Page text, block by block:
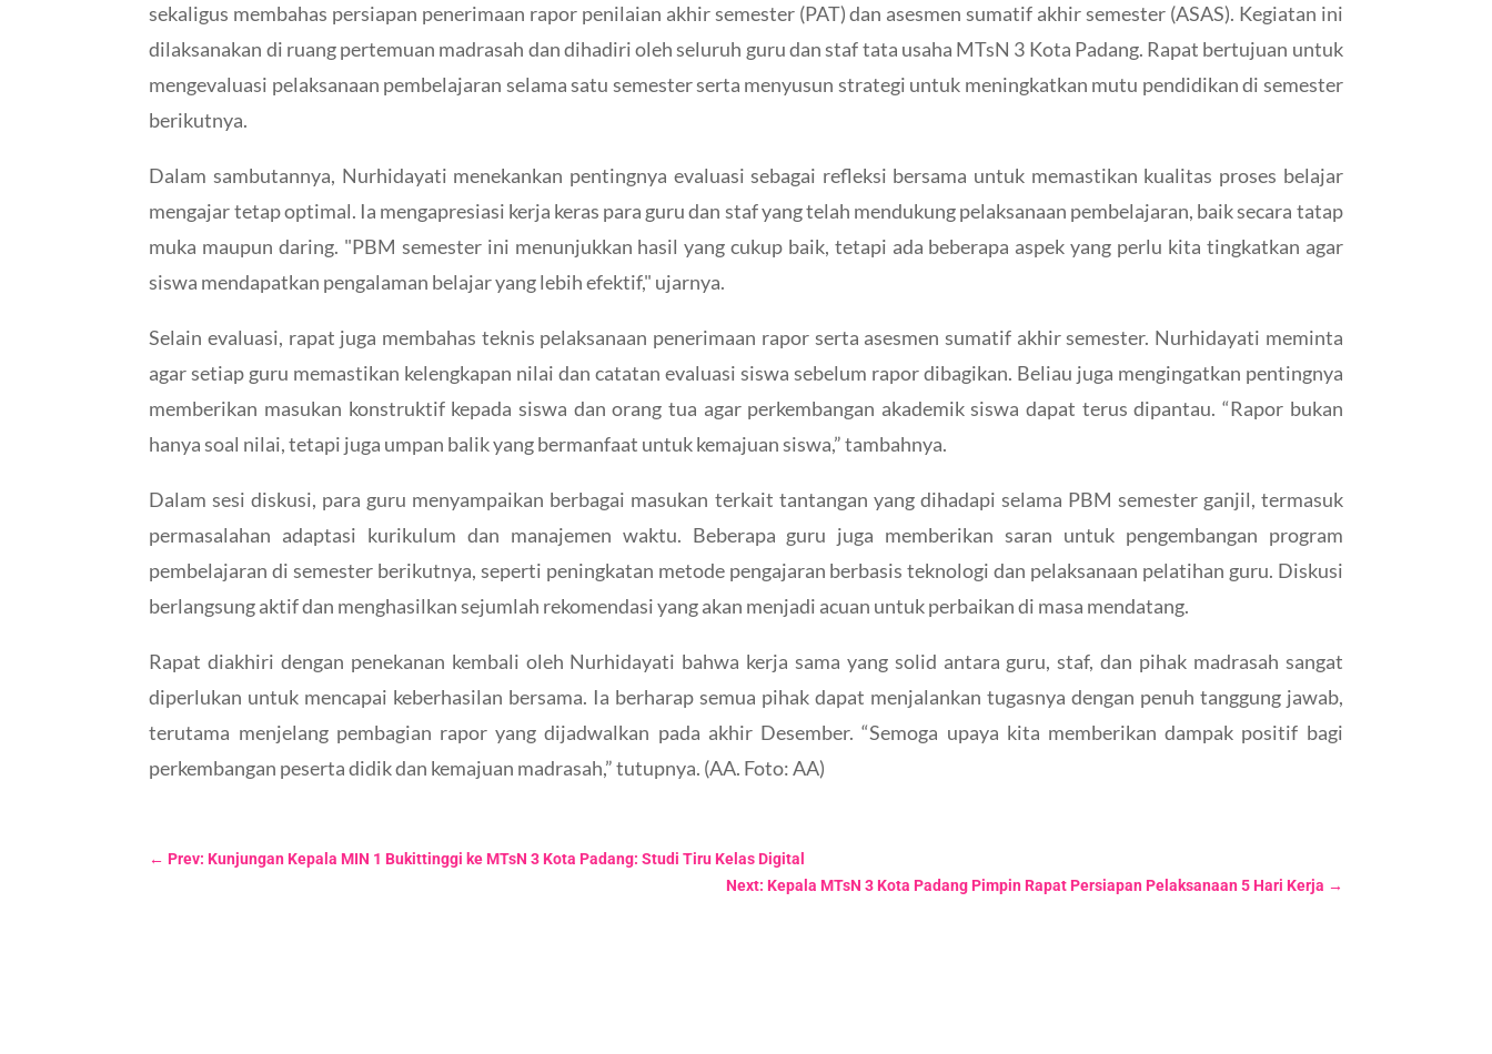
sekaligus membahas persiapan penerimaan rapor penilaian akhir semester (PAT) dan asesmen sumatif akhir semester (ASAS). Kegiatan ini
dilaksanakan di ruang pertemuan madrasah dan dihadiri oleh seluruh guru dan staf tata usaha MTsN 3 Kota Padang. Rapat bertujuan untuk
mengevaluasi pelaksanaan pembelajaran selama satu semester serta menyusun strategi untuk meningkatkan mutu pendidikan di semester
berikutnya.
Dalam sambutannya, Nurhidayati menekankan pentingnya evaluasi sebagai refleksi bersama untuk memastikan kualitas proses belajar
mengajar tetap optimal. Ia mengapresiasi kerja keras para guru dan staf yang telah mendukung pelaksanaan pembelajaran, baik secara tatap
muka maupun daring. "PBM semester ini menunjukkan hasil yang cukup baik, tetapi ada beberapa aspek yang perlu kita tingkatkan agar
siswa mendapatkan pengalaman belajar yang lebih efektif," ujarnya.
Selain evaluasi, rapat juga membahas teknis pelaksanaan penerimaan rapor serta asesmen sumatif akhir semester. Nurhidayati meminta
agar setiap guru memastikan kelengkapan nilai dan catatan evaluasi siswa sebelum rapor dibagikan. Beliau juga mengingatkan pentingnya
memberikan masukan konstruktif kepada siswa dan orang tua agar perkembangan akademik siswa dapat terus dipantau. “Rapor bukan
hanya soal nilai, tetapi juga umpan balik yang bermanfaat untuk kemajuan siswa,” tambahnya.
Dalam sesi diskusi, para guru menyampaikan berbagai masukan terkait tantangan yang dihadapi selama PBM semester ganjil, termasuk
permasalahan adaptasi kurikulum dan manajemen waktu. Beberapa guru juga memberikan saran untuk pengembangan program
pembelajaran di semester berikutnya, seperti peningkatan metode pengajaran berbasis teknologi dan pelaksanaan pelatihan guru. Diskusi
berlangsung aktif dan menghasilkan sejumlah rekomendasi yang akan menjadi acuan untuk perbaikan di masa mendatang.
Rapat diakhiri dengan penekanan kembali oleh Nurhidayati bahwa kerja sama yang solid antara guru, staf, dan pihak madrasah sangat
diperlukan untuk mencapai keberhasilan bersama. Ia berharap semua pihak dapat menjalankan tugasnya dengan penuh tanggung jawab,
terutama menjelang pembagian rapor yang dijadwalkan pada akhir Desember. “Semoga upaya kita memberikan dampak positif bagi
perkembangan peserta didik dan kemajuan madrasah,” tutupnya. (AA. Foto: AA)
←Prev: Kunjungan Kepala MIN 1 Bukittinggi ke MTsN 3 Kota Padang: Studi Tiru Kelas Digital
Next: Kepala MTsN 3 Kota Padang Pimpin Rapat Persiapan Pelaksanaan 5 Hari Kerja →